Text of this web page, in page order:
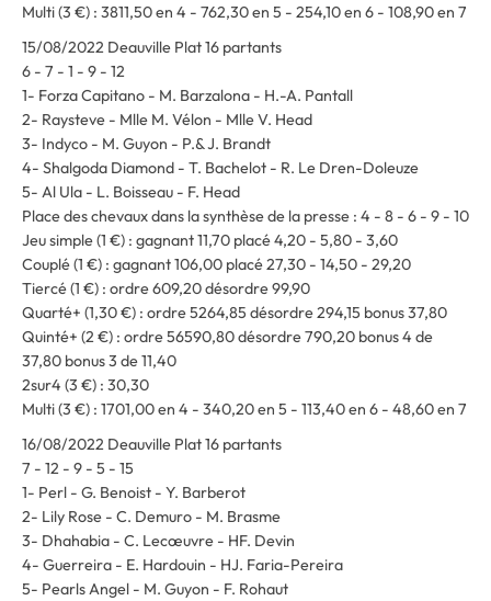
Multi (3 €) : 3811,50 en 4 - 762,30 en 5 - 254,10 en 6 - 108,90 en 7
15/08/2022 Deauville Plat 16 partants
6 - 7 - 1 - 9 - 12
1- Forza Capitano - M. Barzalona - H.-A. Pantall
2- Raysteve - Mlle M. Vélon - Mlle V. Head
3- Indyco - M. Guyon - P.& J. Brandt
4- Shalgoda Diamond - T. Bachelot - R. Le Dren-Doleuze
5- Al Ula - L. Boisseau - F. Head
Place des chevaux dans la synthèse de la presse : 4 - 8 - 6 - 9 - 10
Jeu simple (1 €) : gagnant 11,70 placé 4,20 - 5,80 - 3,60
Couplé (1 €) : gagnant 106,00 placé 27,30 - 14,50 - 29,20
Tiercé (1 €) : ordre 609,20 désordre 99,90
Quarté+ (1,30 €) : ordre 5264,85 désordre 294,15 bonus 37,80
Quinté+ (2 €) : ordre 56590,80 désordre 790,20 bonus 4 de
37,80 bonus 3 de 11,40
2sur4 (3 €) : 30,30
Multi (3 €) : 1701,00 en 4 - 340,20 en 5 - 113,40 en 6 - 48,60 en 7
16/08/2022 Deauville Plat 16 partants
7 - 12 - 9 - 5 - 15
1- Perl - G. Benoist - Y. Barberot
2- Lily Rose - C. Demuro - M. Brasme
3- Dhahabia - C. Lecœuvre - HF. Devin
4- Guerreira - E. Hardouin - HJ. Faria-Pereira
5- Pearls Angel - M. Guyon - F. Rohaut